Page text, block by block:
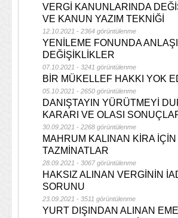
VERGİ KANUNLARINDA
VE KANUN YAZIM TEKNİĞİ
12.10.2021 - 2364 görüntülenme
YENİLEME FONUNDA
DEĞİŞİKLİKLER
07.10.2021 - 3241 görüntülenme
BİR MÜKELLEF HAKKI YOK
05.10.2021 - 2650 görüntülenme
DANIŞTAYIN YÜRÜTMEYİ
KARARI VE OLASI
30.09.2021 - 2268 görüntülenme
MAHRUM KALINAN KİRA
TAZMİNATLAR
28.09.2021 - 3067 görüntülenme
HAKSIZ ALINAN VERGİNİN
SORUNU
23.09.2021 - 3511 görüntülenme
YURT DIŞINDAN ALINAN